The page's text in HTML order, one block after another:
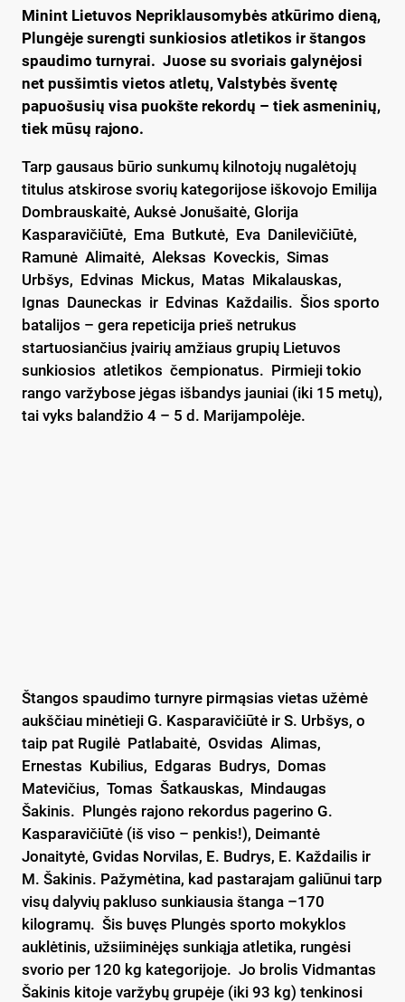
Minint Lietuvos Nepriklausomybės atkūrimo dieną,
Plungėje surengti sunkiosios atletikos ir štangos
spaudimo turnyrai. Juose su svoriais galynėjosi
net pusšimtis vietos atletų, Valstybės šventę
papuošusių visa puokšte rekordų – tiek asmeninių,
tiek mūsų rajono.
Tarp gausaus būrio sunkumų kilnotojų nugalėtojų
titulus atskirose svorių kategorijose iškovojo Emilija
Dombrauskaitė, Auksė Jonušaitė, Glorija
Kasparavičiūtė, Ema Butkutė, Eva Danilevičiūtė,
Ramunė Alimaitė, Aleksas Koveckis, Simas
Urbšys, Edvinas Mickus, Matas Mikalauskas,
Ignas Dauneckas ir Edvinas Každailis. Šios sporto
batalijos – gera repeticija prieš netrukus
startuosiančius įvairių amžiaus grupių Lietuvos
sunkiosios atletikos čempionatus. Pirmieji tokio
rango varžybose jėgas išbandys jauniai (iki 15 metų),
tai vyks balandžio 4 – 5 d. Marijampolėje.
Štangos spaudimo turnyre pirmąsias vietas užėmė
aukščiau minėtieji G. Kasparavičiūtė ir S. Urbšys, o
taip pat Rugilė Patlabaitė, Osvidas Alimas,
Ernestas Kubilius, Edgaras Budrys, Domas
Matevičius, Tomas Šatkauskas, Mindaugas
Šakinis. Plungės rajono rekordus pagerino G.
Kasparavičiūtė (iš viso – penkis!), Deimantė
Jonaitytė, Gvidas Norvilas, E. Budrys, E. Každailis ir
M. Šakinis. Pažymėtina, kad pastarajam galiūnui tarp
visų dalyvių pakluso sunkiausia štanga –170
kilogramų. Šis buvęs Plungės sporto mokyklos
auklėtinis, užsiiminėjęs sunkiąja atletika, rungėsi
svorio per 120 kg kategorijoje. Jo brolis Vidmantas
Šakinis kitoje varžybų grupėje (iki 93 kg) tenkinosi